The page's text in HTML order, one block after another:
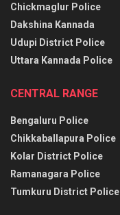
Chickmaglur Police
Dakshina Kannada
Udupi District Police
Uttara Kannada Police
CENTRAL RANGE
Bengaluru Police
Chikkaballapura Police
Kolar District Police
Ramanagara Police
Tumkuru District Police